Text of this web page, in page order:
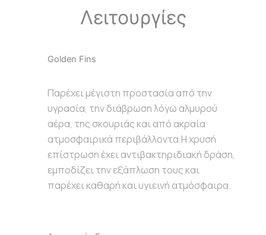
Λειτουργίες
Golden Fins
Παρέχει μέγιστη προστασία από την
υγρασία, την διάβρωση λόγω αλμυρού
αέρα, της σκουριάς και από ακραία
ατμοσφαιρικά περιβάλλοντα.Η χρυσή
επίστρωση έχει αντιβακτηριδιακή δράση,
εμποδίζει την εξάπλωση τους και
παρέχει καθαρή και υγιεινή ατμόσφαιρα.